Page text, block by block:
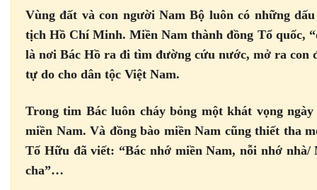
Vùng đất và con người Nam Bộ luôn có những
tịch Hồ Chí Minh. Miền Nam thành đồng Tổ quốc,
là nơi Bác Hồ ra đi tìm đường cứu nước, mở ra con
tự do cho dân tộc Việt Nam.
Trong tim Bác luôn cháy bỏng một khát vọng
miền Nam. Và đồng bào miền Nam cũng thiết tha
Tố Hữu đã viết: “Bác nhớ miền Nam, nỗi nhớ nhà/
cha”…